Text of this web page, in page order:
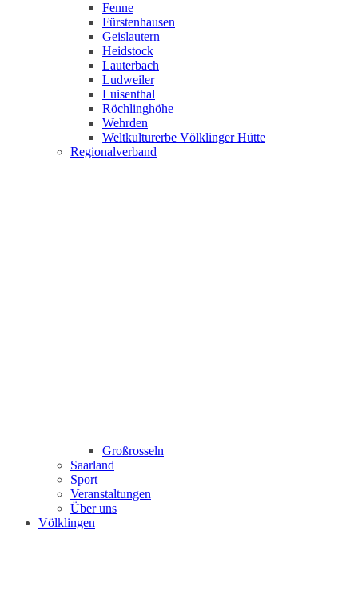
Fenne
Fürstenhausen
Geislautern
Heidstock
Lauterbach
Ludweiler
Luisenthal
Röchlinghöhe
Wehrden
Weltkulturerbe Völklinger Hütte
Regionalverband
Großrosseln
Saarland
Sport
Veranstaltungen
Über uns
Völklingen